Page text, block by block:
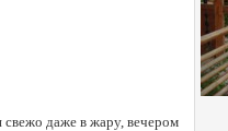
свежо даже в жару, вечером